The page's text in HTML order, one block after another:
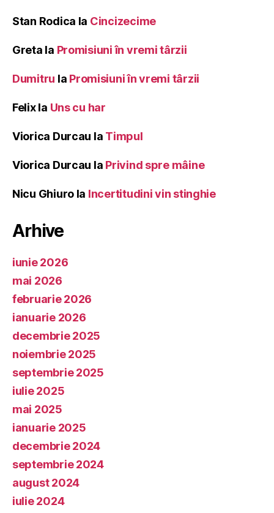
Stan Rodica la Cincizecime
Greta la Promisiuni în vremi târzii
Dumitru la Promisiuni în vremi târzii
Felixla Uns cu har
Viorica Durcau la Timpul
Viorica Durcau la Privind spre mâine
Nicu Ghiuro la Incertitudini vin stinghie
Arhive
iunie 2026
mai 2026
februarie 2026
ianuarie 2026
decembrie 2025
noiembrie 2025
septembrie 2025
iulie 2025
mai 2025
ianuarie 2025
decembrie 2024
septembrie 2024
august 2024
iulie 2024